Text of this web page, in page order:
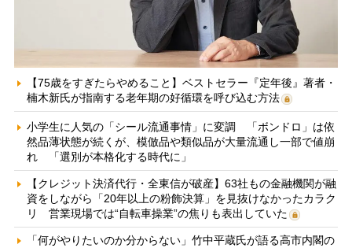
【75歳をすぎたらやめること】ベストセラー『定年後』著者・
楠木新氏が指南する老年期の好循環を呼び込む方法
小学生に人気の「シール流通事情」に変調 「ボンドロ」は依
然品薄状態が続くが、模倣品や類似品が大量流通し一部で値崩
れ 「選別が本格化する時代に」
【クレジット決済代行・全東信が破産】63社もの金融機関が融
資をしながら「20年以上の粉飾決算」を見抜けなかったカラク
リ 営業現場では“自転車操業”の焦りも表出していた
「何がやりたいのか分からない」竹中平蔵氏が語る高市内閣の